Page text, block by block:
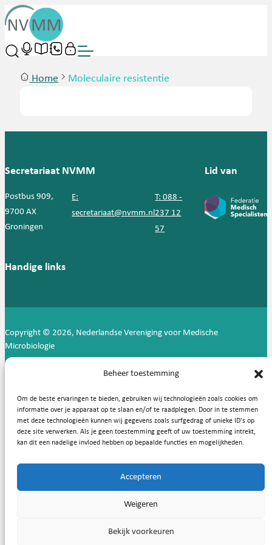
Beheer toestemming
Om de beste ervaringen te bieden, gebruiken wij technologieën zoals cookies om
informatie over je apparaat op te slaan en/of te raadplegen. Door in te stemmen
met deze technologieën kunnen wij gegevens zoals surfgedrag of unieke ID's op
deze site verwerken. Als je geen toestemming geeft of uw toestemming intrekt,
kan dit een nadelige invloed hebben op bepaalde functies en mogelijkheden.
Accepteren
Weigeren
Bekijk voorkeuren
Home Moleculaire resistentie
Secretariaat NVMM
Postbus 909,
9700 AX
Groningen
E:
secretariaat@nvmm.nl
T: 088 -
237 12
57
Lid van
Handige links
Copyright © 2026, Nederlandse Vereniging voor Medische
Microbiologie